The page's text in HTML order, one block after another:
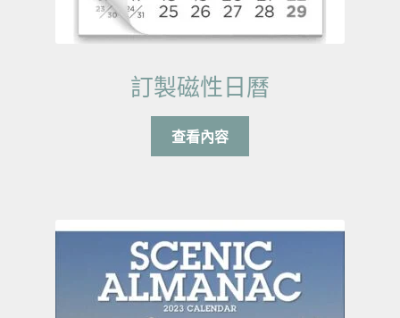
訂製磁性日曆
查看內容